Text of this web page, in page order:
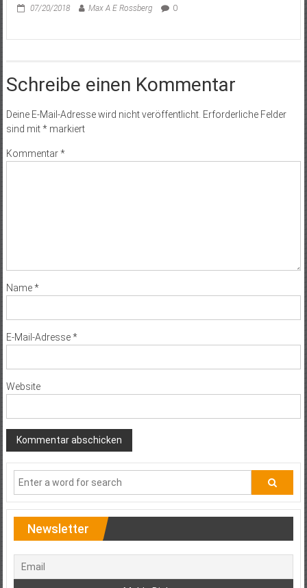
07/20/2018 Max A E Rossberg 0
Schreibe einen Kommentar
Deine E-Mail-Adresse wird nicht veröffentlicht. Erforderliche Felder
sind mit*markiert
Kommentar*
Name*
E-Mail-Adresse*
Website
Newsletter